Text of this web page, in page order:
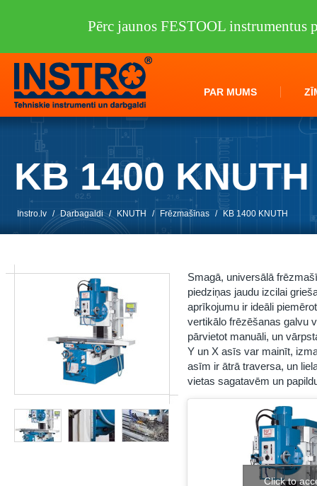
PAR MUMS
KB 1400 KNUTH
Instro.lv / Darbagaldi / KNUTH / Frēzmašīnas / KB 1400 KNUTH
Smagā, universālā
piedziņas jaudu izcilai
aprīkojumu ir ideāli
vertikālo frēzēšanas galvu
pārvietot manuāli, un
Y un X asīs var mainīt,
asīm ir ātrā traversa, un
vietas sagatavēm un
Click to
Pērc jaunos FESTOOL instrumentus